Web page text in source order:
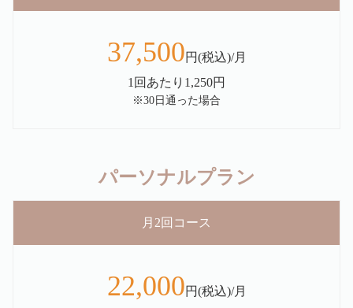
37,500円(税込)/月
1回あたり1,250円
※30日通った場合
パーソナルプラン
月2回コース
22,000円(税込)/月